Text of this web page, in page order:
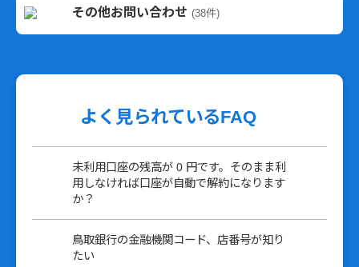
その他お問い合わせ (38件)
よく見られているFAQ
未利用口座の残高が 0 円です。そのまま利
用しなければ口座が自動で解約になります
か？
鳥取銀行の金融機関コード、店番号が知り
たい